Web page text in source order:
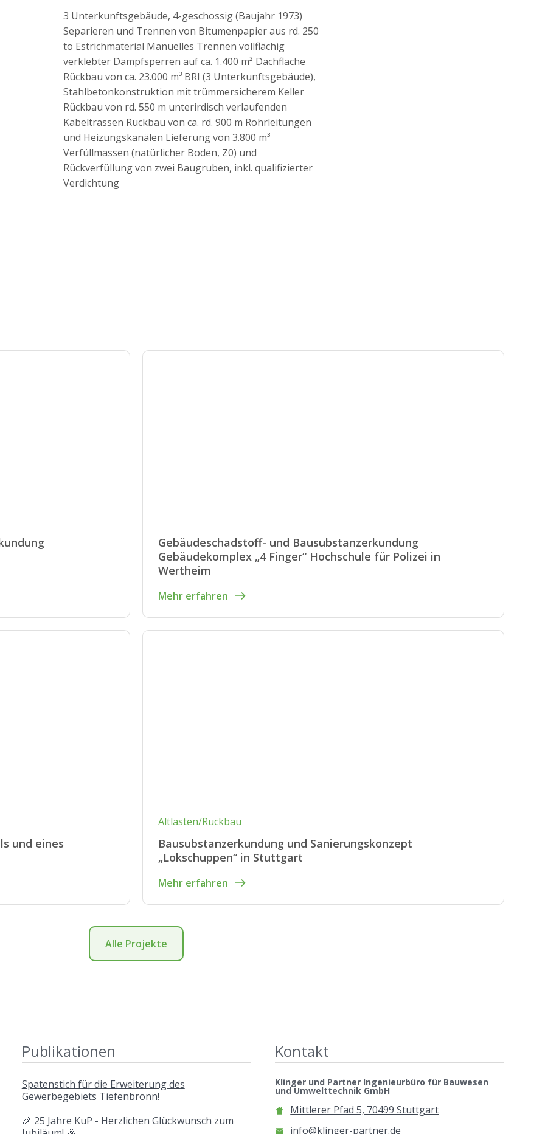
3 Unterkunftsgebäude, 4-geschossig (Baujahr 1973)
Separieren und Trennen von Bitumenpapier aus rd. 250
to Estrichmaterial Manuelles Trennen vollflächig
verklebter Dampfsperren auf ca. 1.400 m² Dachfläche
Rückbau von ca. 23.000 m³ BRI (3 Unterkunftsgebäude),
Stahlbetonkonstruktion mit trümmersicherem Keller
Rückbau von rd. 550 m unterirdisch verlaufenden
Kabeltrassen Rückbau von ca. rd. 900 m Rohrleitungen
und Heizungskanälen Lieferung von 3.800 m³
Verfüllmassen (natürlicher Boden, Z0) und
Rückverfüllung von zwei Baugruben, inkl. qualifizierter
Verdichtung
Gebäudeschadstoff- und Bausubstanzerkundung
Gebäudekomplex „4 Finger“ Hochschule für Polizei in
Wertheim
Mehr erfahren
und eines
Altlasten/Rückbau
Bausubstanzerkundung und Sanierungskonzept
„Lokschuppen“ in Stuttgart
Mehr erfahren
Alle Projekte
Publikationen
Spatenstich für die Erweiterung des
Gewerbegebiets Tiefenbronn!
🎉 25 Jahre KuP - Herzlichen Glückwunsch zum
Kontakt
Klinger und Partner Ingenieurbüro für Bauwesen
und Umwelttechnik GmbH
Mittlerer Pfad 5, 70499 Stuttgart
info@klinger-partner.de